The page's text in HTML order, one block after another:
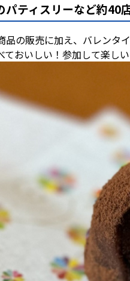
パティスリーなど約40
品の販売に加え、バレンタ
ておいしい！参加して楽し